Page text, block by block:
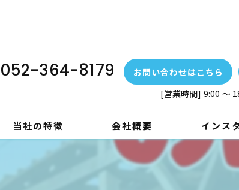
052-364-8179 お問い合わせはこちら
[営業時間] 9:00 ～
当社の特徴 会社概要 インス